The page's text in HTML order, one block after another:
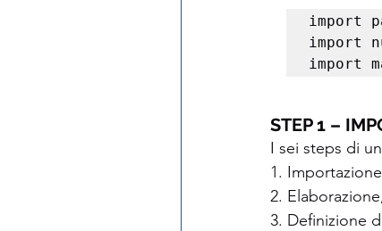
import
import
import
STEP 1 –
I sei steps di
1.
2.
3. Definizione